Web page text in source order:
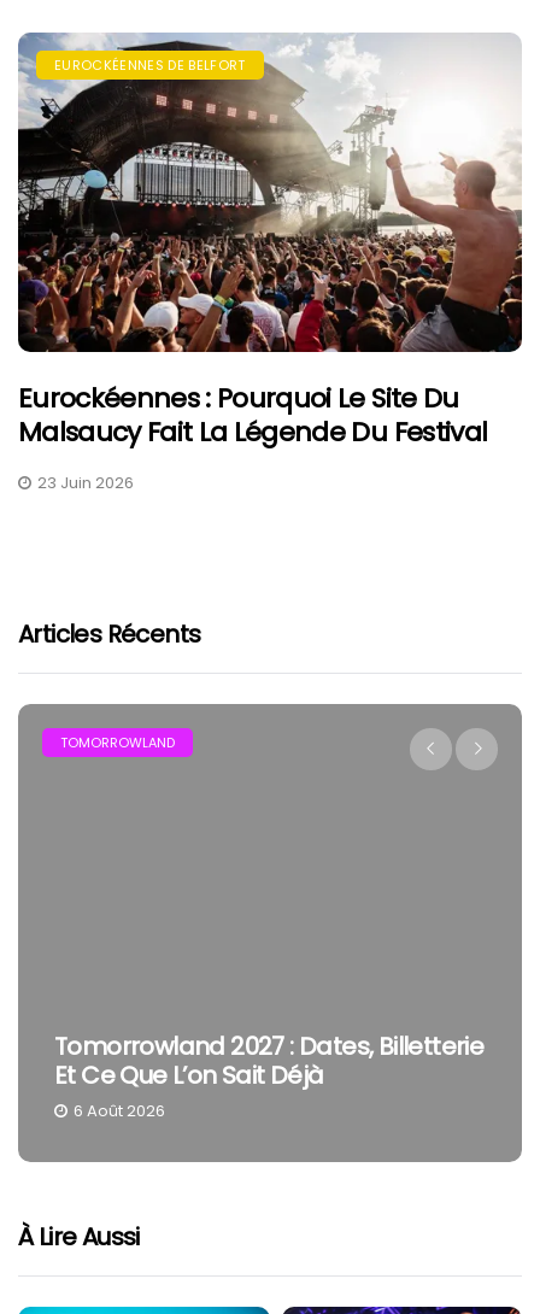
EUROCKÉENNES DE BELFORT
Eurockéennes : Pourquoi Le Site Du
Malsaucy Fait La Légende Du Festival
23 Juin 2026
Articles Récents
FESTIVAL
The Cure En Festival : Pourquoi Robert
Smith Reste Une Tête D’affiche À Part
4 Août 2026
À Lire Aussi